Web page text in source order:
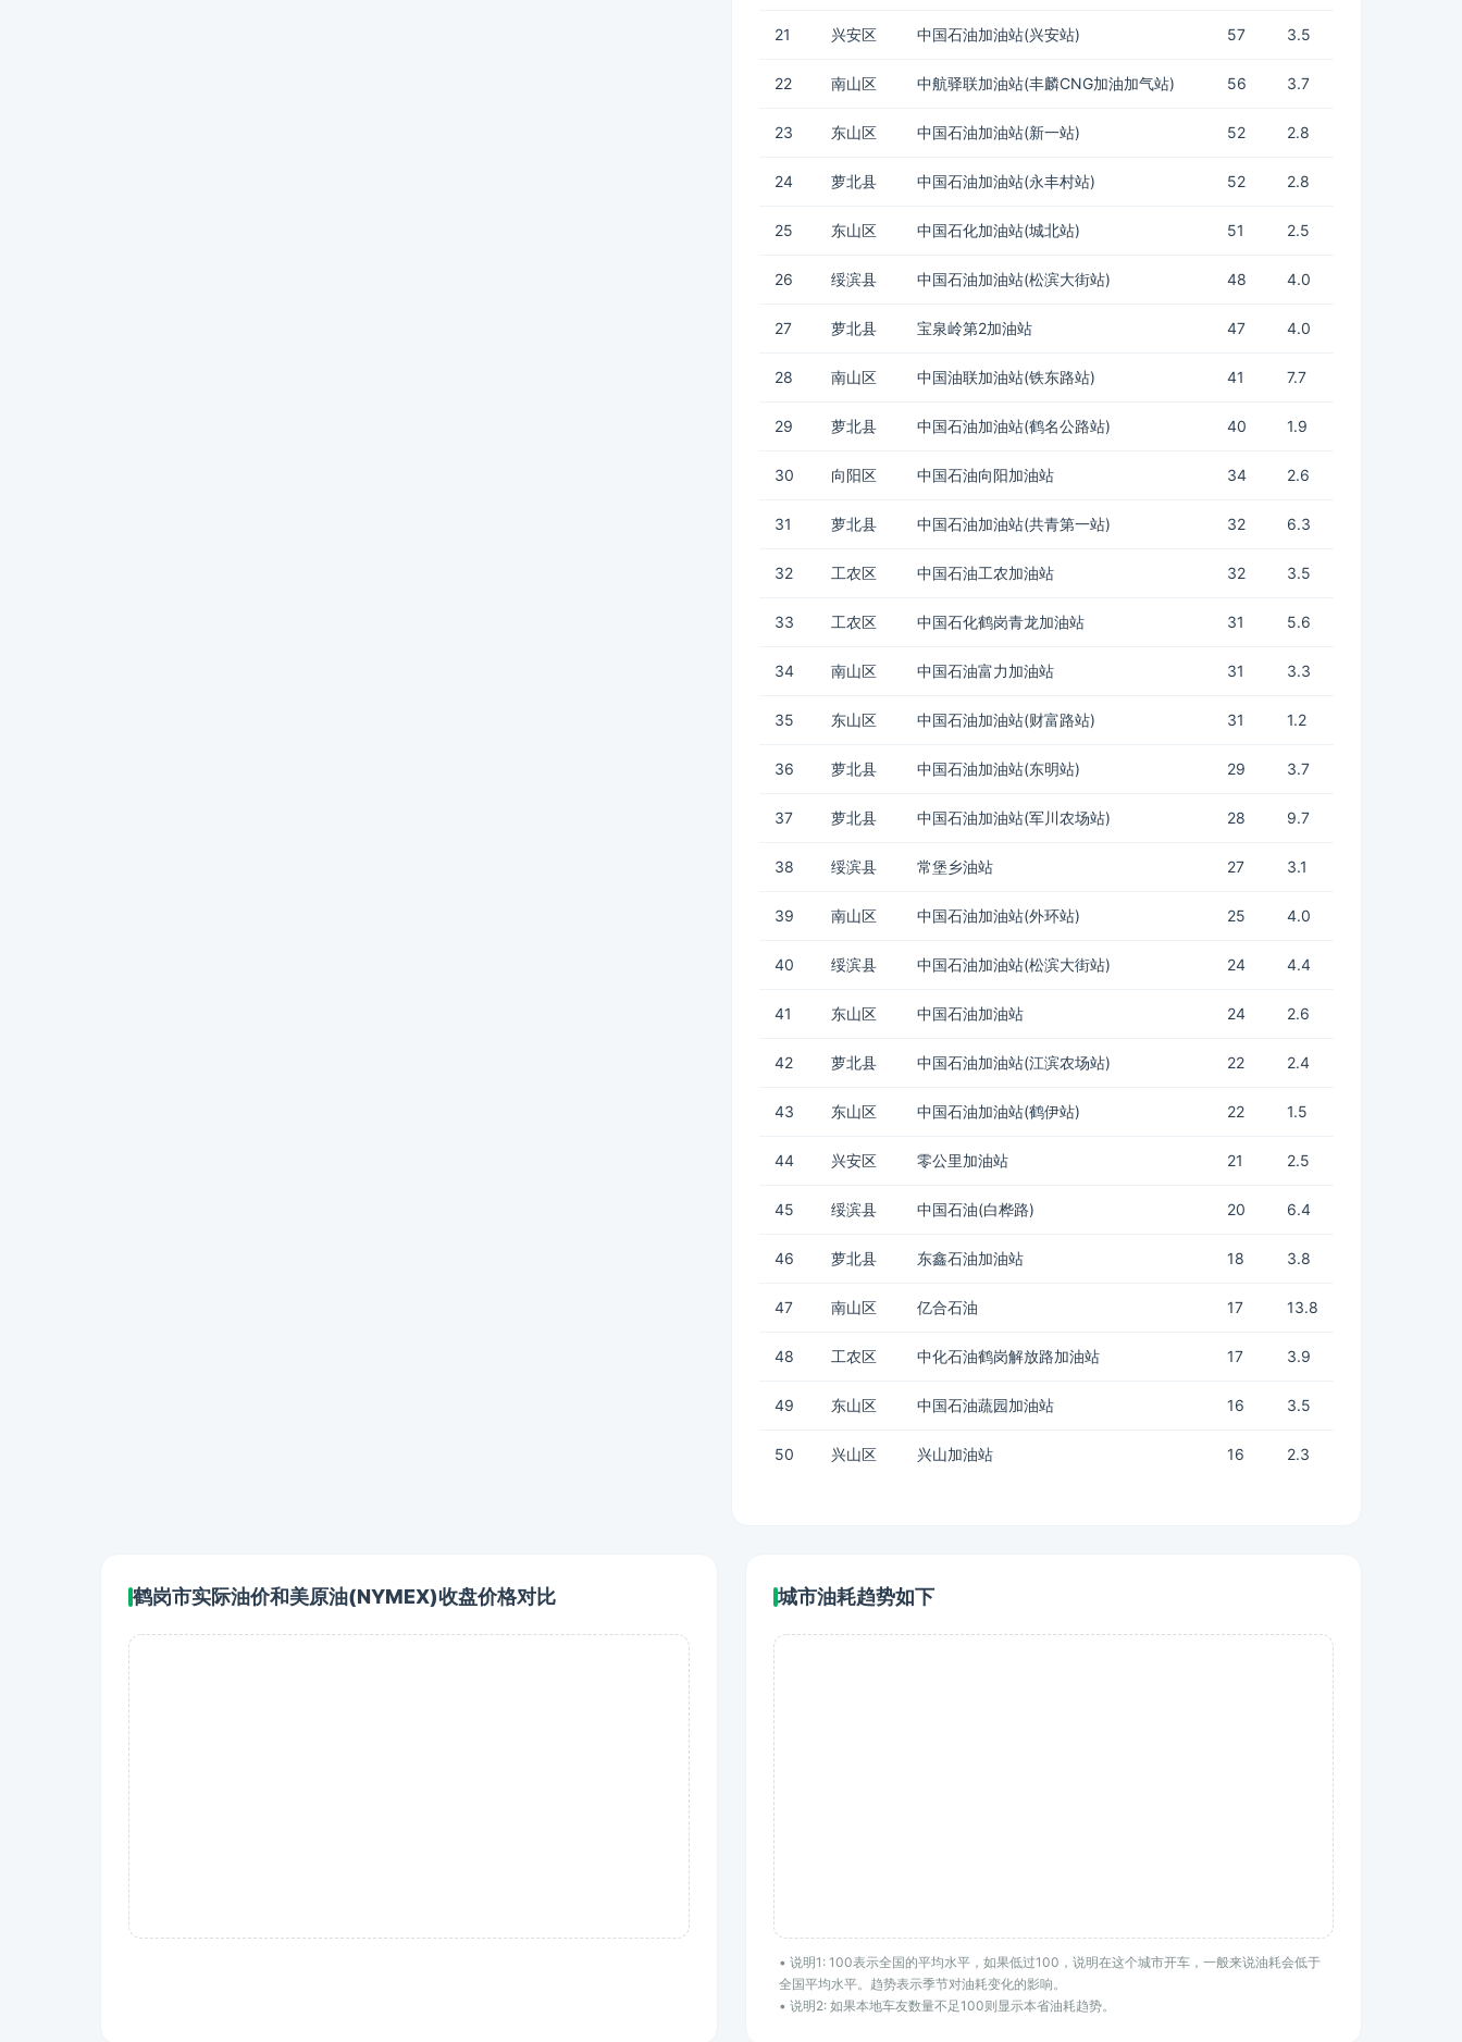
21 兴安区 中国石油加油站(兴安站) 57 3.5
22 南山区 中航驿联加油站(丰麟CNG加油加气站) 56 3.7
23 东山区 中国石油加油站(新一站) 52 2.8
24 萝北县 中国石油加油站(永丰村站) 52 2.8
25 东山区 中国石化加油站(城北站) 51 2.5
26 绥滨县 中国石油加油站(松滨大街站) 48 4.0
27 萝北县 宝泉岭第2加油站 47 4.0
28 南山区 中国油联加油站(铁东路站) 41 7.7
29 萝北县 中国石油加油站(鹤名公路站) 40 1.9
30 向阳区 中国石油向阳加油站 34 2.6
31 萝北县 中国石油加油站(共青第一站) 32 6.3
32 工农区 中国石油工农加油站 32 3.5
33 工农区 中国石化鹤岗青龙加油站 31 5.6
34 南山区 中国石油富力加油站 31 3.3
35 东山区 中国石油加油站(财富路站) 31 1.2
36 萝北县 中国石油加油站(东明站) 29 3.7
37 萝北县 中国石油加油站(军川农场站) 28 9.7
38 绥滨县 常堡乡油站 27 3.1
39 南山区 中国石油加油站(外环站) 25 4.0
40 绥滨县 中国石油加油站(松滨大街站) 24 4.4
41 东山区 中国石油加油站 24 2.6
42 萝北县 中国石油加油站(江滨农场站) 22 2.4
43 东山区 中国石油加油站(鹤伊站) 22 1.5
44 兴安区 零公里加油站 21 2.5
45 绥滨县 中国石油(白桦路) 20 6.4
46 萝北县 东鑫石油加油站 18 3.8
47 南山区 亿合石油 17 13.8
48 工农区 中化石油鹤岗解放路加油站 17 3.9
49 东山区 中国石油蔬园加油站 16 3.5
50 兴山区 兴山加油站 16 2.3
鹤岗市实际油价和美原油(NYMEX)收盘价格对比 城市油耗趋势如下
• 说明1: 100表示全国的平均水平，如果低过100，说明在这个城市开车，一般来说油耗会低于
全国平均水平。趋势表示季节对油耗变化的影响。
• 说明2: 如果本地车友数量不足100则显示本省油耗趋势。